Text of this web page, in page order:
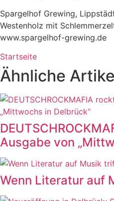
Spargelhof Grewing,
Westenholz mit
www.spargelhof-grewing.de
Startseite
Ähnliche
Ausgabe von
Wenn Literatur auf